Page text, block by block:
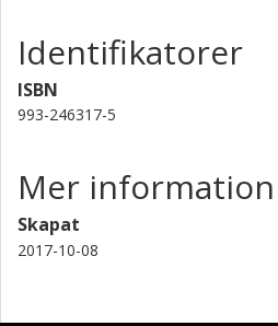
Identifikatorer
ISBN
993-246317-5
Mer information
Skapat
2017-10-08